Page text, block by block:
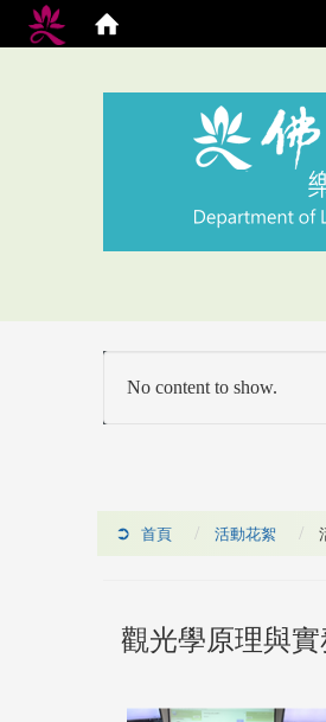
No content to show.
首頁 活動花絮
觀光學原理與實